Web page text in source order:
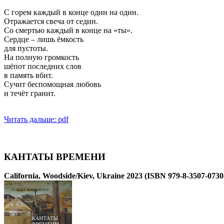
С горем каждый в конце один на один.
Отражается свеча от седин.
Со смертью каждый в конце на «ты».
Сердце – лишь ёмкость
для пустоты.
На полную громкость
шёпот последних слов
в память вбит.
Сучит беспомощная любовь
и течёт гранит.
Читать дальше: pdf
КАНТАТЫ ВРЕМЕНИ
California, Woodside/Kiev, Ukraine 2023 (ISBN 979-8-3507-